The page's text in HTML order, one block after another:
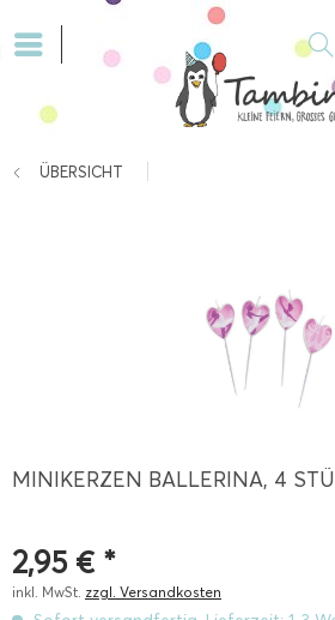
ÜBERSICHT
MINIKERZEN BALLERINA, 4
2,95 € *
inkl. MwSt. zzgl. Versandkosten